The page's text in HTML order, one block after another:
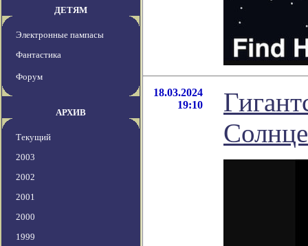
ДЕТЯМ
Электронные пампасы
Фантастика
Форум
АРХИВ
Текущий
2003
2002
2001
2000
1999
18.03.2024
19:10